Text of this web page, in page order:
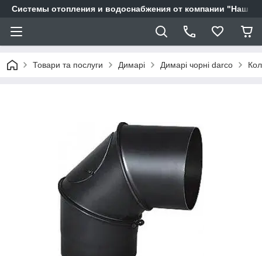
Системы отопления и водоснабжения от компании "Наш
Товари та послуги Димарі Димарі чорні darco